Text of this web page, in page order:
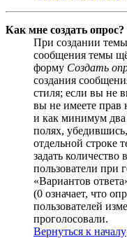
Как мне создать опрос?
При создании
сообщения темы
форму Создать
создания
стиля; если вы не
вы не имеете прав
и как минимум два
полях,
отдельной строке
задать
пользователи при
«Вариантов
(0 означает, что
пользователей
проголосовали.
Вернуться к началу